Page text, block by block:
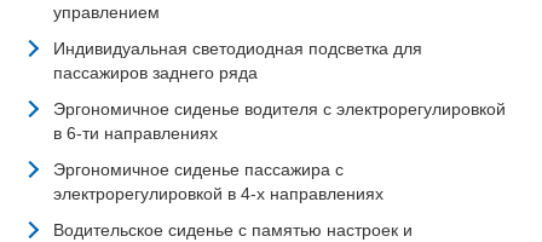
управлением
Индивидуальная светодиодная подсветка для
пассажиров заднего ряда
Эргономичное сиденье водителя с электрорегулировкой
в 6-ти направлениях
Эргономичное сиденье пассажира с
электрорегулировкой в 4-х направлениях
Водительское сиденье с памятью настроек и